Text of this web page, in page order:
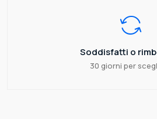
Soddisfatti o
30 giorni per